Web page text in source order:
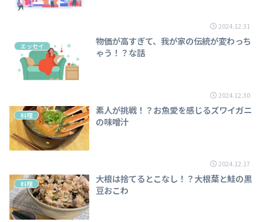
2024.12.31
エッセイ
物価が高すぎて、我が家の伝統が変わっち
ゃう！？な話
2024.12.30
料理
素人が挑戦！？お魚愛を感じるズワイガニ
の味噌汁
2024.12.17
料理
大根は捨てるとこなし！？大根葉と鮭の黒
豆おこわ